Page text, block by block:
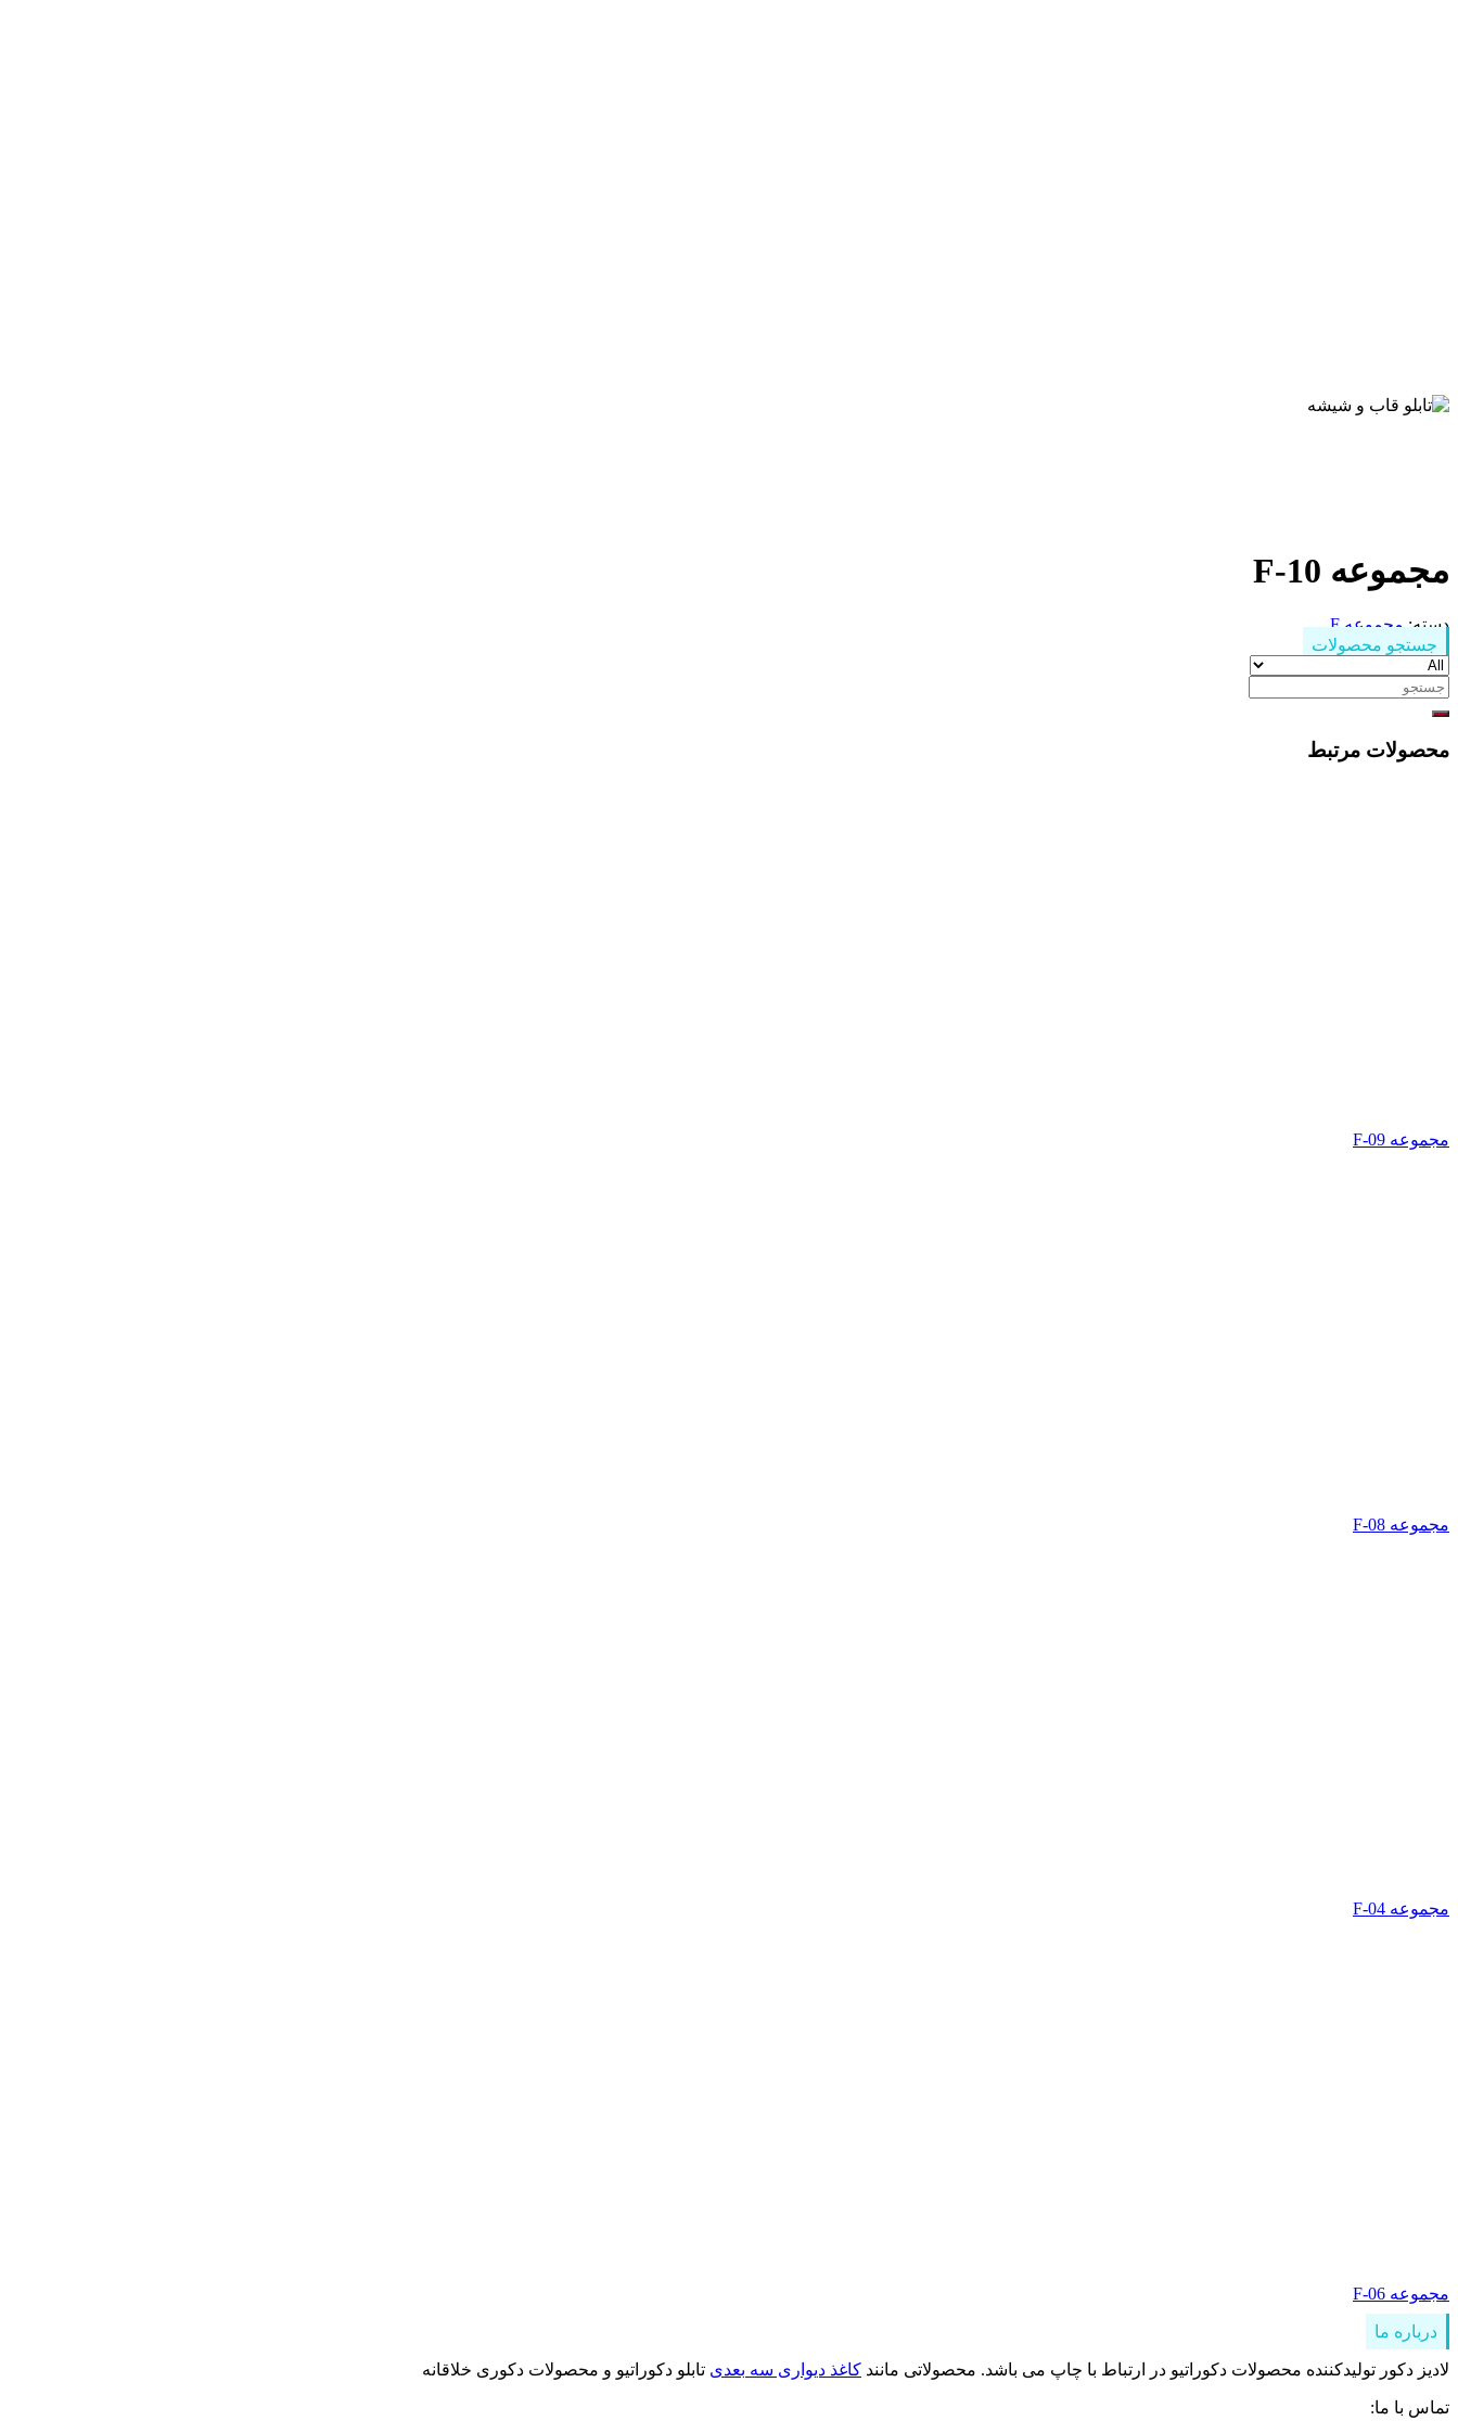
مجموعه F-10
دسته:مجموعه F
جستجو محصولات
جستجو
محصولات مرتبط
مجموعه F-09
مجموعه F-08
مجموعه F-04
مجموعه F-06
درباره ما
لادیز دکور تولیدکننده محصولات دکوراتیو در ارتباط با چاپ می باشد. محصولاتی مانند کاغذ دیواری سه بعدی تابلو دکوراتیو و محصولات دکوری خلاقانه
تماس با ما: